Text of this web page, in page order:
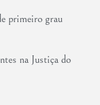
primeiro grau
na Justiça do